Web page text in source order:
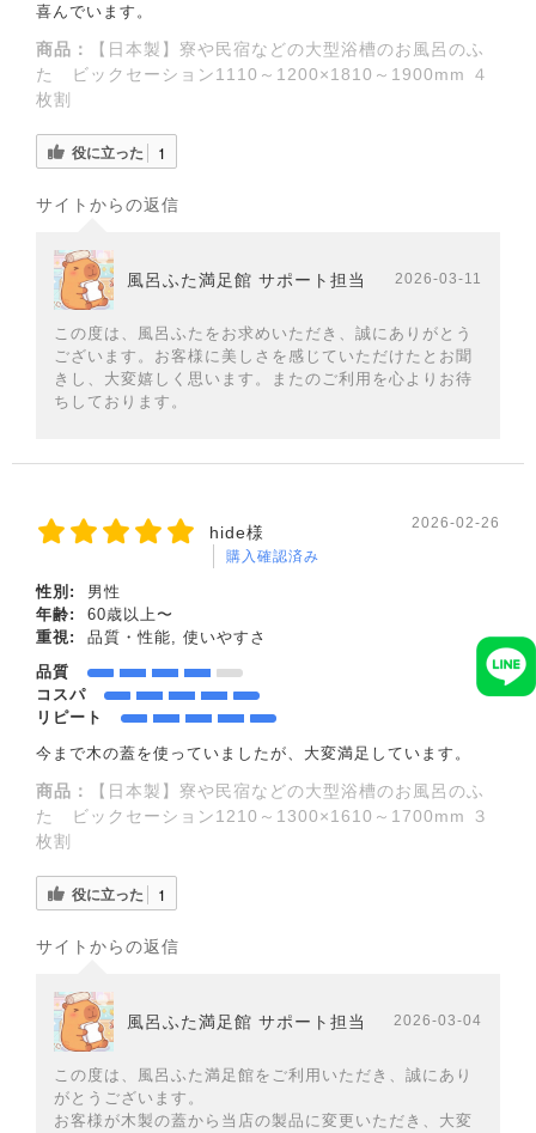
喜んでいます。
商品：
【日本製】寮や民宿などの大型浴槽のお風呂のふ
た ビックセーション1110～1200×1810～1900mm ４
枚割
役に立った 1
サイトからの返信
風呂ふた満足館 サポート担当 2026-03-11
この度は、風呂ふたをお求めいただき、誠にありがとう
ございます。お客様に美しさを感じていただけたとお聞
きし、大変嬉しく思います。またのご利用を心よりお待
ちしております。
hide様
購入確認済み
2026-02-26
性別:
男性
年齢:
60歳以上〜
重視:
品質・性能, 使いやすさ
品質
コスパ
リピート
今まで木の蓋を使っていましたが、大変満足しています。
商品：
【日本製】寮や民宿などの大型浴槽のお風呂のふ
た ビックセーション1210～1300×1610～1700mm ３
枚割
役に立った 1
サイトからの返信
風呂ふた満足館 サポート担当 2026-03-04
この度は、風呂ふた満足館をご利用いただき、誠にあり
がとうございます。
お客様が木製の蓋から当店の製品に変更いただき、大変